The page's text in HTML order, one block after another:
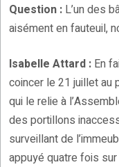
Question : L’un des
aisément en fauteuil,
Isabelle Attard : En
coincer le 21 juillet au
qui le relie à
des portillons
surveillant de
appuyé quatre fois sur